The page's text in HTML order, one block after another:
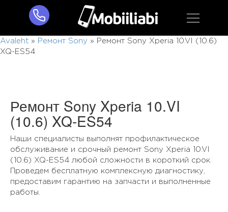
Avaleht » Ремонт Sony »
Ремонт Sony Xperia 10.VI (10.6)
XQ-ES54
Ремонт Sony Xperia 10.VI
(10.6) XQ-ES54
Наши специалисты выполнят профилактическое
обслуживание и срочный ремонт Sony Xperia 10.VI
(10.6) XQ-ES54 любой сложности в короткий срок.
Проведем бесплатную комплексную диагностику,
предоставим гарантию на запчасти и выполненные
работы.